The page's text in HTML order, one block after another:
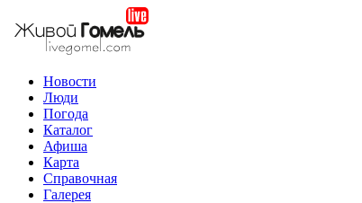
Новости
Люди
Погода
Каталог
Афиша
Карта
Справочная
Галерея